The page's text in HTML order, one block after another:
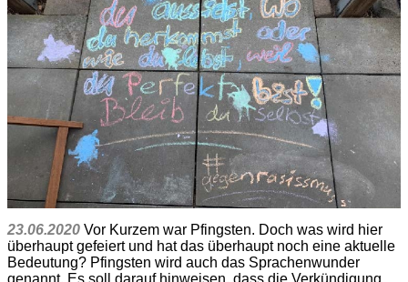
23.06.2020 Vor Kurzem war Pfingsten. Doch was wird hier
überhaupt gefeiert und hat das überhaupt noch eine aktuelle
Bedeutung? Pfingsten wird auch das Sprachenwunder